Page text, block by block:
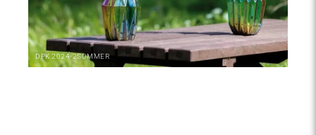
DPK 2024-2SOMMER